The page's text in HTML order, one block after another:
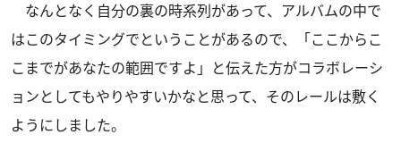
なんとなく自分の裏の時系列があって、アルバムの中で
はこのタイミングでということがあるので、「ここからこ
こまでがあなたの範囲ですよ」と伝えた方がコラボレーシ
ョンとしてもやりやすいかなと思って、そのレールは敷く
ようにしました。